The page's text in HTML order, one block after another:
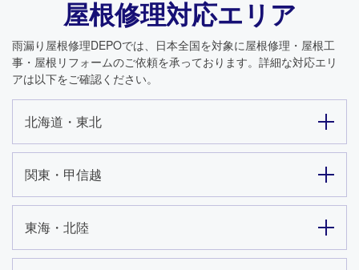
屋根修理対応エリア
雨漏り屋根修理DEPOでは、日本全国を対象に屋根修理・屋根工
事・屋根リフォームのご依頼を承っております。詳細な対応エリ
アは以下をご確認ください。
北海道・東北
関東・甲信越
東海・北陸